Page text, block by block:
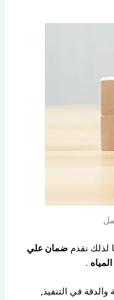
لذلك نقدمضمان علي
.
والدقة في التنفيذ,